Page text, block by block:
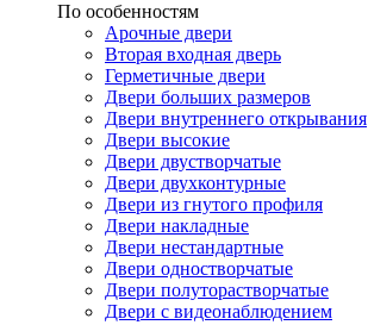
По особенностям
Арочные двери
Вторая входная дверь
Герметичные двери
Двери больших размеров
Двери внутреннего открывания
Двери высокие
Двери двустворчатые
Двери двухконтурные
Двери из гнутого профиля
Двери накладные
Двери нестандартные
Двери одностворчатые
Двери полуторастворчатые
Двери с видеонаблюдением